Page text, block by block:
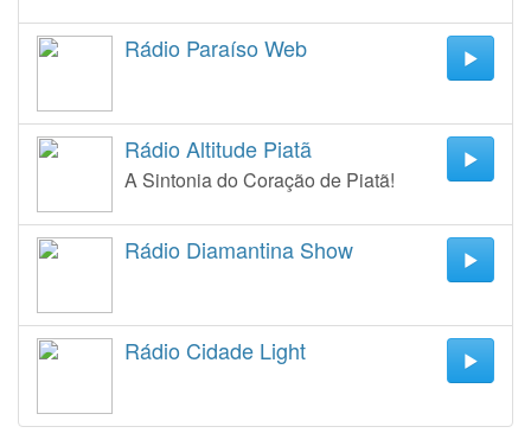
Rádio Paraíso Web
Rádio Altitude Piatã
A Sintonia do Coração de Piatã!
Rádio Diamantina Show
Rádio Cidade Light